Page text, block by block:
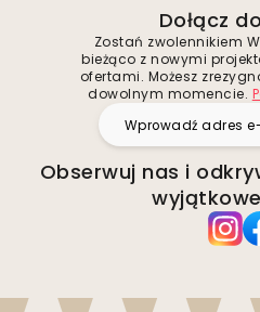
Dołącz
Zostań zwolennikiem
bieżąco z nowymi
ofertami. Możesz
dowolnym momencie.
Obserwuj nas i